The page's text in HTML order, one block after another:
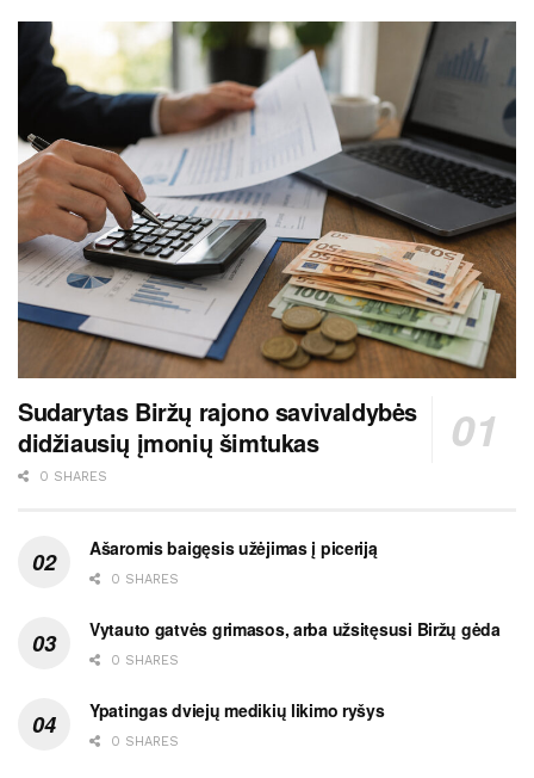
Sudarytas Biržų rajono savivaldybės
didžiausių įmonių šimtukas
0 SHARES
Ašaromis baigęsis užėjimas į piceriją
0 SHARES
Vytauto gatvės grimasos, arba užsitęsusi Biržų gėda
0 SHARES
Ypatingas dviejų medikių likimo ryšys
0 SHARES